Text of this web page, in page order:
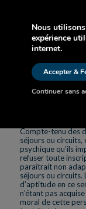
responsabilité.
SITUATIONS
Nous nous
voyage à toute
nature à nuire au
des voyages de
conditions citées
l’attitude ou le
déroulement du
Compte-tenu des
séjours ou circuits,
psychique qu’ils
refuser toute
paraîtrait non
séjours ou
d’aptitude en ce
n’étant pas
moral de cette
Nous
expérience
internet.
Accepter &
Continuer sans